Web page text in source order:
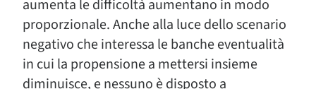
aumenta le difficoltà aumentano in modo
proporzionale. Anche alla luce dello scenario
negativo che interessa le banche eventualità
in cui la propensione a mettersi insieme
diminuisce, e nessuno è disposto a